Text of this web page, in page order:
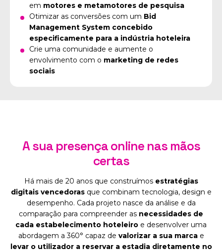
em motores e metamotores de pesquisa
Otimizar as conversões com um Bid
Management System concebido
especificamente para a indústria hoteleira
Crie uma comunidade e aumente o
envolvimento com o marketing de redes
sociais
A sua presença online nas mãos
certas
Há mais de 20 anos que construímos estratégias
digitais vencedorasque combinam tecnologia, design e
desempenho. Cada projeto nasce da análise e da
comparação para compreender as necessidades de
cada estabelecimento hoteleiro e desenvolver uma
abordagem a 360° capaz de valorizar a sua marcae
levar o utilizador a reservar a estadia diretamente no